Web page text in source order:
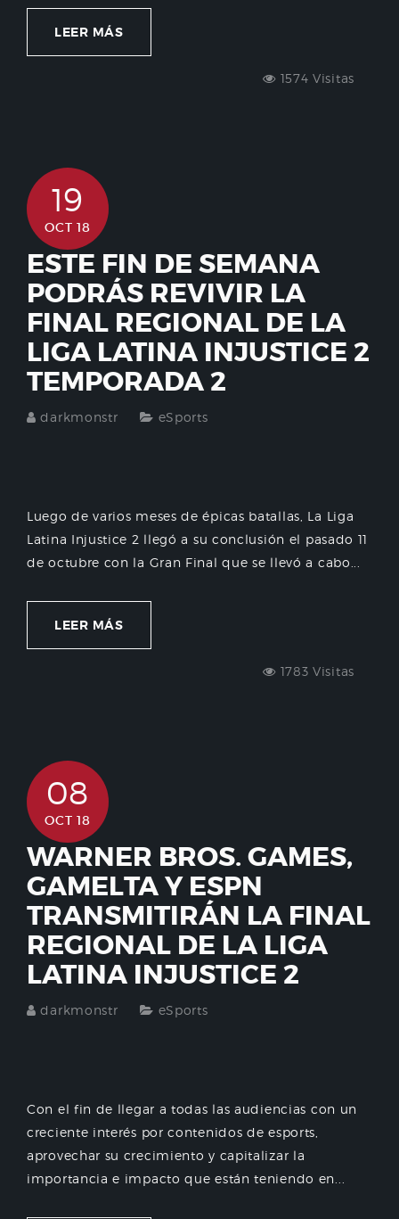
LEER MÁS
1574 Visitas
19
OCT 18
ESTE FIN DE SEMANA
PODRÁS REVIVIR LA
FINAL REGIONAL DE LA
LIGA LATINA INJUSTICE 2
TEMPORADA 2
darkmonstr eSports
Luego de varios meses de épicas batallas, La Liga
Latina Injustice 2 llegó a su conclusión el pasado 11
de octubre con la Gran Final que se llevó a cabo...
LEER MÁS
1783 Visitas
08
OCT 18
WARNER BROS. GAMES,
GAMELTA Y ESPN
TRANSMITIRÁN LA FINAL
REGIONAL DE LA LIGA
LATINA INJUSTICE 2
darkmonstr eSports
Con el fin de llegar a todas las audiencias con un
creciente interés por contenidos de esports,
aprovechar su crecimiento y capitalizar la
importancia e impacto que están teniendo en...